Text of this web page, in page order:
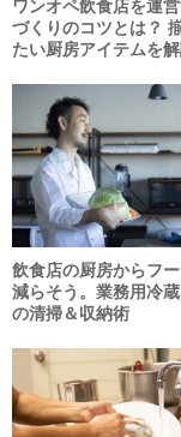
ワンオペ飲食店を運
づくりのコツとは？
たい厨房アイテムを
飲食店の厨房からフ
減らそう。業務用冷
の清掃＆収納術